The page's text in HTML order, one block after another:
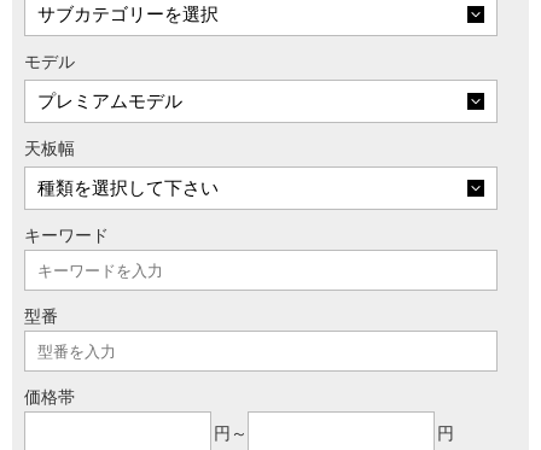
モデル
天板幅
キーワード
型番
価格帯
円～
円